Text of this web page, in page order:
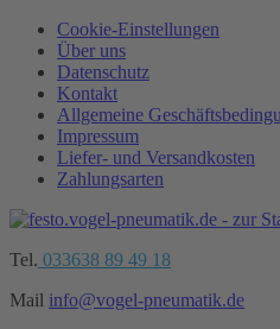
Cookie-Einstellungen
Über uns
Datenschutz
Kontakt
Allgemeine
Impressum
Liefer- und Versandkosten
Zahlungsarten
Tel. 033638 89 49 18
Mail info@vogel-pneumatik.de